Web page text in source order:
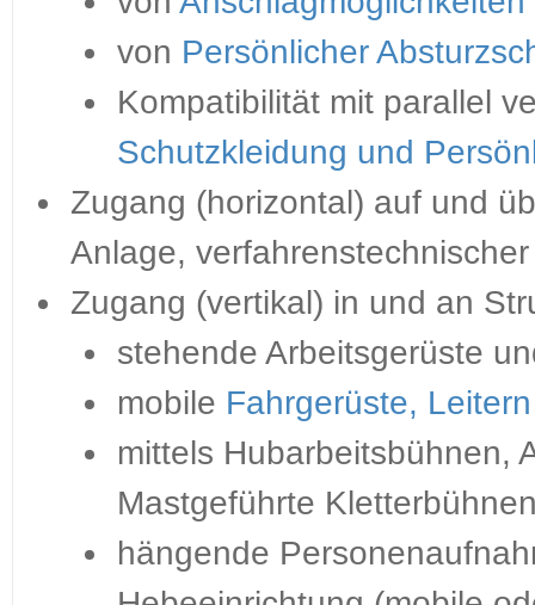
von Persönlicher
Kompatibilität mit parallel
Schutzkleidung und
Zugang (horizontal) auf und
Anlage,
Zugang (vertikal) in und an
stehende Arbeitsgerüste
mobile Fahrgerüste,
mittels Hubarbeitsbühnen,
Mastgeführte
hängende